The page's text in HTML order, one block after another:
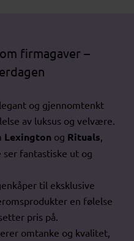
firmagaver –
og gjennomtenkt
av luksus og velvære.
Lexington og Rituals
fantastiske ut og
til eksklusive
en følelse
pris på.
omtanke og kvalitet,